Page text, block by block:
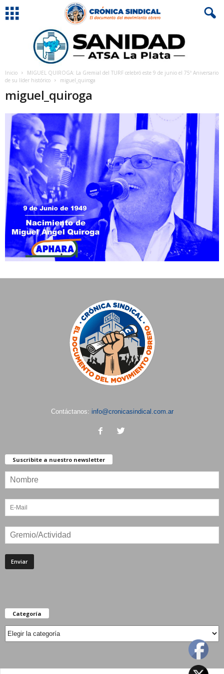
Inicio
MIGUEL QUIROGA: La Gremial del TURF celebró este 9 de junio el 75º Aniversario
de su líder histórico
miguel_quiroga
miguel_quiroga
Contáctanos: info@cronicasindical.com.ar
Suscribite a nuestro newsletter
Categoría
Categoría